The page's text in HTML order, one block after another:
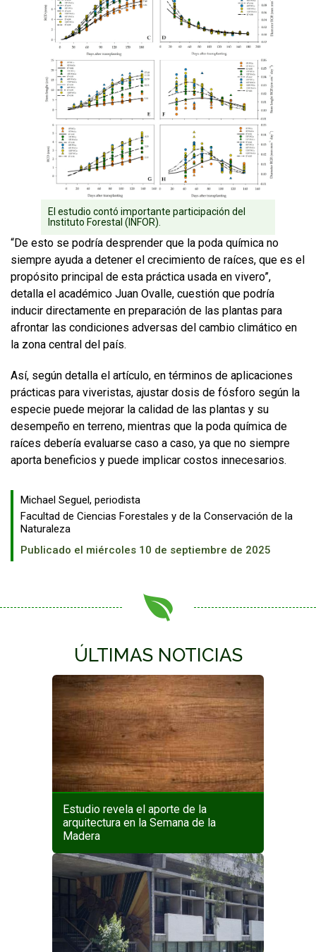
El estudio contó importante participación del
Instituto Forestal (INFOR).
“De esto se podría desprender que la poda química no
siempre ayuda a detener el crecimiento de raíces, que es el
propósito principal de esta práctica usada en vivero”,
detalla el académico Juan Ovalle, cuestión que podría
inducir directamente en preparación de las plantas para
afrontar las condiciones adversas del cambio climático en
la zona central del país.
Así, según detalla el artículo, en términos de aplicaciones
prácticas para viveristas, ajustar dosis de fósforo según la
especie puede mejorar la calidad de las plantas y su
desempeño en terreno, mientras que la poda química de
raíces debería evaluarse caso a caso, ya que no siempre
aporta beneficios y puede implicar costos innecesarios.
Michael Seguel, periodista
Facultad de Ciencias Forestales y de la Conservación de la
Naturaleza
Publicado el miércoles 10 de septiembre de 2025
ÚLTIMAS NOTICIAS
Estudio revela el aporte de la
arquitectura en la Semana de la
Madera